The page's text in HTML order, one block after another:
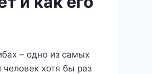
– одно из самых
хотя бы раз